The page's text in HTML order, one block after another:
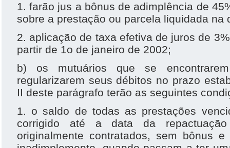
1. farão jus a bônus de adimplência de
sobre a prestação ou parcela liquidada na
2. aplicação de taxa efetiva de juros de
partir de 1o de janeiro de 2002;
b) os mutuários que se
regularizarem seus débitos no prazo
II deste parágrafo terão as seguintes
1. o saldo de todas as prestações
corrigido até a data da
originalmente contratados, sem bônus